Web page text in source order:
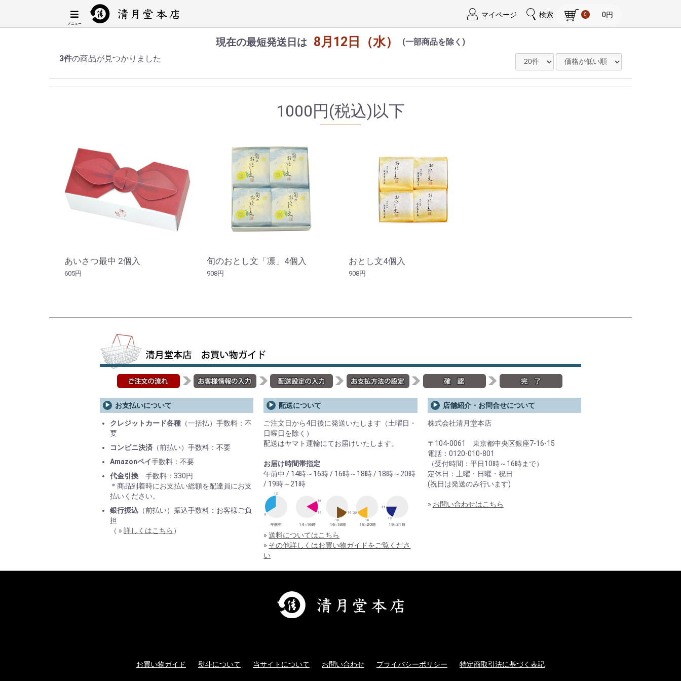
マイページ 検索 0 0円
現在の最短発送日は 8月12日（水）
(一部商品を除く)
3件の商品が見つかりました
1000円(税込)以下
あいさつ最中 2個入
605円
旬のおとし文「凛」4個入
908円
おとし文4個入
908円
お買い物を続ける
カートへ進む
お支払いについて
クレジットカード各種 （一括払）手数料：不
要
コンビニ決済 （前払い）手数料：不要
Amazonペイ手数料：不要
代金引換 手数料：330円
＊商品到着時にお支払い総額を配達員にお支
払いください。
銀行振込 （前払い）振込手数料：お客様ご負
担
（ » 詳しくはこちら ）
配送について
ご注文日から4日後に発送いたします（土曜日・
日曜日を除く）
配送はヤマト運輸にてお届けいたします。
お届け時間帯指定
午前中 / 14時～16時 / 16時～18時 / 18時～20時
/ 19時～21時
»送料についてはこちら
» その他詳しくはお買い物ガイドをご覧くださ
い
店舗紹介・お問合せについて
株式会社清月堂本店
〒104-0061 東京都中央区銀座7-16-15
電話：0120-010-801
（受付時間：平日10時～16時まで）
定休日：土曜・日曜・祝日
(祝日は発送のみ行います)
» お問い合わせはこちら
お買い物ガイド 熨斗について 当サイトについて お問い合わせ プライバシーポリシー 特定商取引法に基づく表記